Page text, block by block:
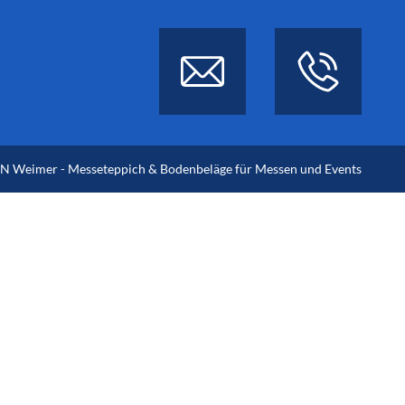
Weimer - Messeteppich & Bodenbeläge für Messen und Events